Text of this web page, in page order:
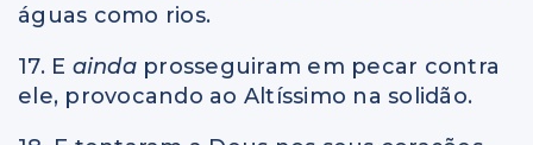
águas como rios.
17. E ainda prosseguiram em pecar contra
ele, provocando ao Altíssimo na solidão.